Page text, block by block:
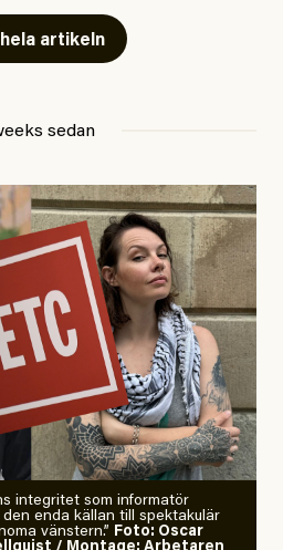
artikeln
sedan
integritet som informatör
enda källan till spektakulär
vänstern.” Foto: Oscar